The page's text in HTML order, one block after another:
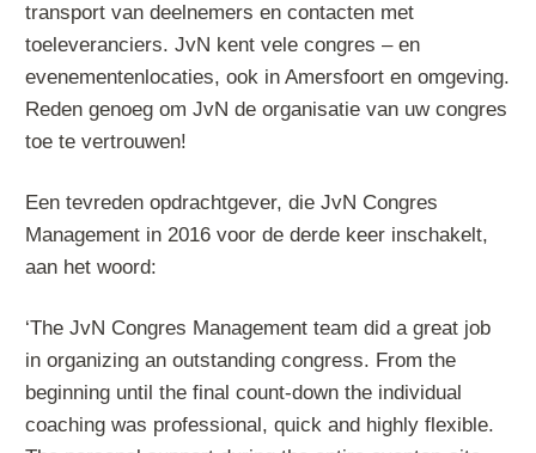
transport van deelnemers en contacten met
toeleveranciers. JvN kent vele congres – en
evenementenlocaties, ook in Amersfoort en omgeving.
Reden genoeg om JvN de organisatie van uw congres
toe te vertrouwen!
Een tevreden opdrachtgever, die JvN Congres
Management in 2016 voor de derde keer inschakelt,
aan het woord:
‘The JvN Congres Management team did a great job
in organizing an outstanding congress. From the
beginning until the final count-down the individual
coaching was professional, quick and highly flexible.